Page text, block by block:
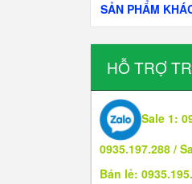
SẢN PHẨM
HỖ TRỢ
Sale 1:
0935.197.288 /
Bán lẻ: